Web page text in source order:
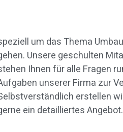
ein detailliertes Angebot.